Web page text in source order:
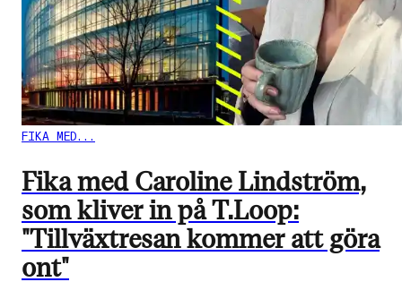
FIKA MED...
Fika med Caroline Lindström,
som kliver in på T.Loop:
"Tillväxtresan kommer att göra
ont"